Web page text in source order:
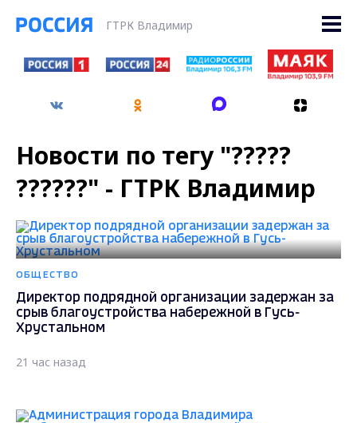
ГТРК Владимир
Новости по тегу "?????
??????" - ГТРК Владимир
ОБЩЕСТВО
Директор подрядной организации задержан за
срыв благоустройства набережной в Гусь-
Хрустальном
21 час назад